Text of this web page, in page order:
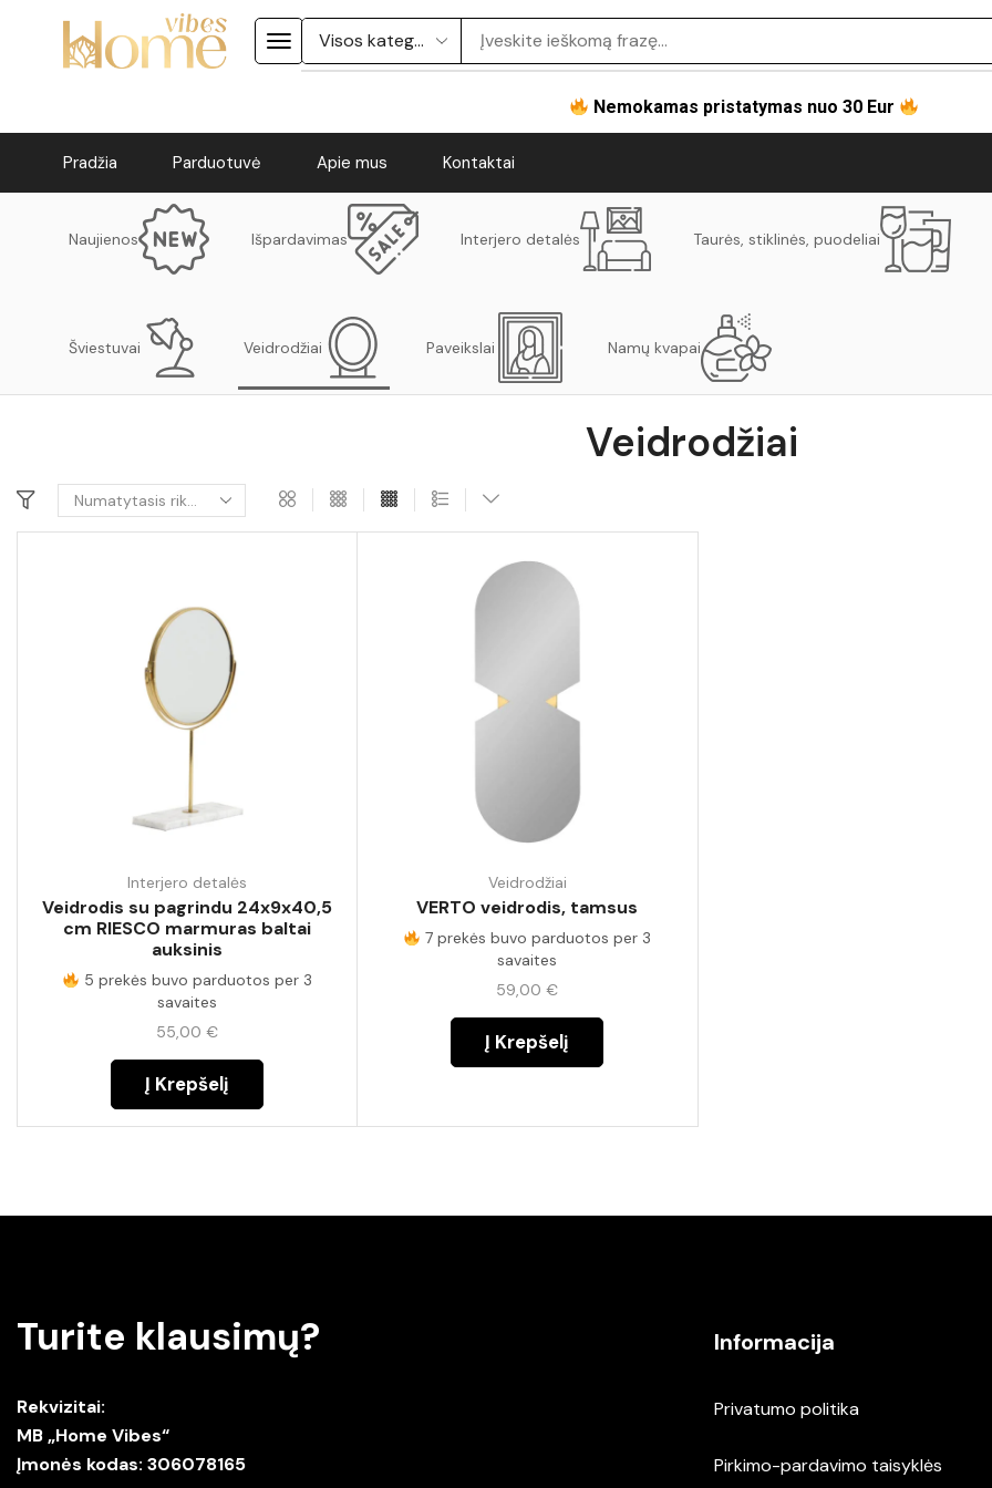
Nemokamas pristatymas nuo 30 Eur
Pradžia Parduotuvė Apie mus Kontaktai
Naujienos Išpardavimas Interjero detalės Taurės, stiklinės, puodeliai
Šviestuvai Veidrodžiai Paveikslai Namų kvapai
Veidrodžiai
Interjero detalės
Veidrodis su pagrindu 24x9x40,5
cm RIESCO marmuras baltai
auksinis
5 prekės buvo parduotos per 3
savaites
55,00€
Į Krepšelį
Veidrodžiai
VERTO veidrodis, tamsus
7 prekės buvo parduotos per 3
savaites
59,00€
Į Krepšelį
Turite klausimų?
Rekvizitai:
MB „Home Vibes“
Įmonės kodas: 306078165
Informacija
Privatumo politika
Pirkimo-pardavimo taisyklės